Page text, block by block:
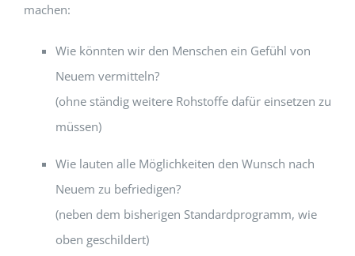
machen:
Wie könnten wir den Menschen ein Gefühl von
Neuem vermitteln?
(ohne ständig weitere Rohstoffe dafür einsetzen zu
müssen)
Wie lauten alle Möglichkeiten den Wunsch nach
Neuem zu befriedigen?
(neben dem bisherigen Standardprogramm, wie
oben geschildert)